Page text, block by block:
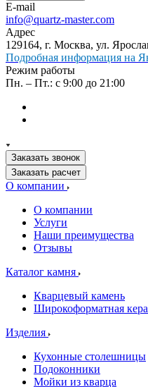
E-mail
info@quartz-master.com
Адрес
129164, г. Москва, ул.
Подробная информация на
Режим работы
Пн. – Пт.: с 9:00 до 21:00
Заказать звонок
Заказать расчет
О компании
О компании
Услуги
Наши преимущества
Отзывы
Каталог камня
Кварцевый камень
Широкоформатная
Изделия
Кухонные столешницы
Подоконники
Мойки из кварца